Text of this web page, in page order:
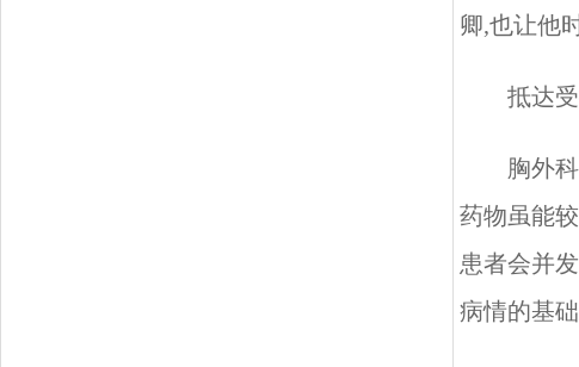
卿,也让他
抵达
胸外
药物虽能
患者会并
病情的基